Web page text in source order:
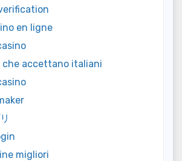
en ligne
che accettano italiani
migliori